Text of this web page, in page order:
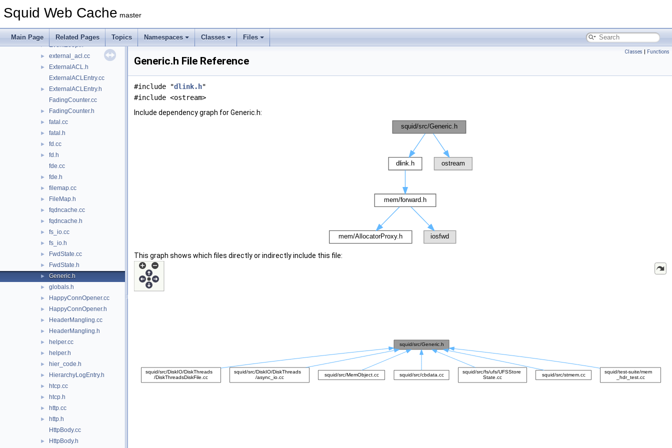
Squid Web Cache master
Main Page Related Pages Topics Namespaces Classes Files
► event.cc
EventLoop.cc
► EventLoop.h
► external_acl.cc
►
ExternalACL.h
ExternalACLEntry.cc
►
ExternalACLEntry.h
FadingCounter.cc
► FadingCounter.h
► fatal.cc
► fatal.h
► fd.cc
►
fd.h
fde.cc
► fde.h
► filemap.cc
► FileMap.h
► fqdncache.cc
► fqdncache.h
► fs_io.cc
► fs_io.h
► FwdState.cc
► FwdState.h
► Generic.h
► globals.h
► HappyConnOpener.cc
► HappyConnOpener.h
► HeaderMangling.cc
► HeaderMangling.h
► helper.cc
► helper.h
► hier_code.h
► HierarchyLogEntry.h
► htcp.cc
► htcp.h
► http.cc
►
http.h
HttpBody.cc
► HttpBody.h
Classes | Functions
Generic.h File Reference
#include "dlink.h"
#include <ostream>
Include dependency graph for Generic.h:
This graph shows which files directly or indirectly include this file: